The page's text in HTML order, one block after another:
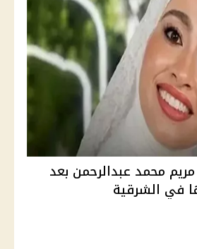
محمد عبدالرحمن بعد
في الشرقية